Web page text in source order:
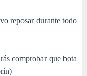
reposar durante todo
comprobar que bota